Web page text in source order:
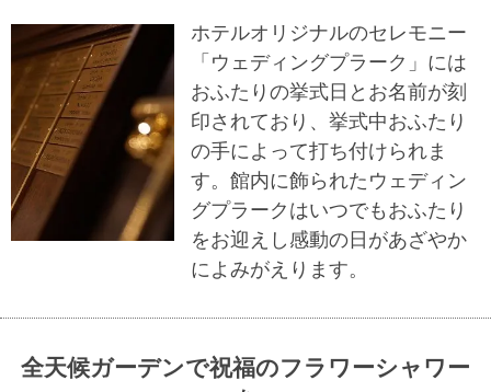
ホテルオリジナルのセレモニー
「ウェディングプラーク」には
おふたりの挙式日とお名前が刻
印されており、挙式中おふたり
の手によって打ち付けられま
す。館内に飾られたウェディン
グプラークはいつでもおふたり
をお迎えし感動の日があざやか
によみがえります。
全天候ガーデンで祝福のフラワーシャワー